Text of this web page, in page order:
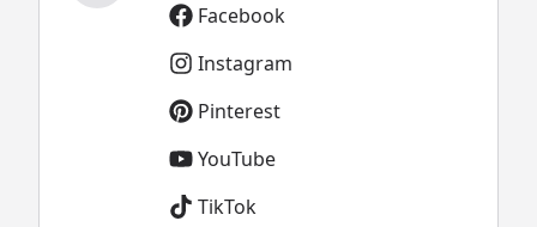
Facebook
Instagram
Pinterest
YouTube
TikTok